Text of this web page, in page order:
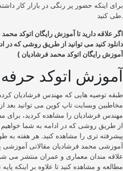
برای اینکه حضور پر رنگی در بازار کار
طی کنید.
اگر علاقه دارید تا آموزش رایگان اتوکد
دانلود کنید می توانید از طریق روشی که در
آموزش رایگان اتوکد محمد فرشادیان )
آموزش اتوکد
طبقه توصیه هایی که مهندس فرشادیان
مخاطبین وبسایت تاپ کوپن می توانید بعد
مهندس فرشادیان را مشاهده کردید، برای
از طریق روشی که در ادامه به شما
پیشرفته تری را مشاهده کنید. هر هفته به
آموزشی محمد فرشادیان مقالاتی آموزشی
علاقه مندان معماری و عمران منتشر می
مطالعه و مشاهده کنید تا علاوه بر اینکه